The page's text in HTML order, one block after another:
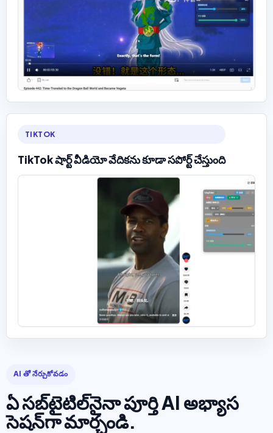
TIKTOK
TikTok షార్ట్ వీడియో వేదికను కూడా సపోర్ట్ చేస్తుంది
AI తో నేర్చుకోవడం
ఏ సబ్‌టైటిల్‌నైనా పూర్తి AI అభ్యాస
సెషన్‌గా మార్చండి.